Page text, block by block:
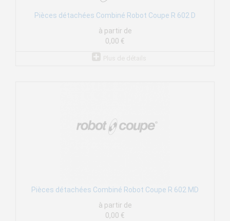
Pièces détachées Combiné Robot Coupe R 602 D
à partir de
0,00 €
Pièces détachées Combiné Robot Coupe R 602 MD
à partir de
0,00 €